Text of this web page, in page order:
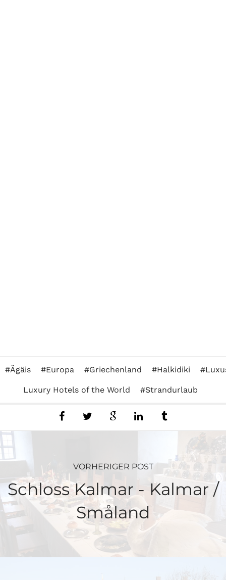
Ägäis Europa Griechenland Halkidiki
Luxury Hotels of the World Strandurlaub
VORHERIGER POST
Schloss Kalmar - Kalmar /
Småland